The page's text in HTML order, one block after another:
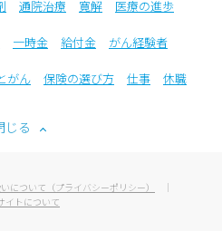
通院治療 寛解 医療の進歩
一時金 給付金 がん経験者
がん 保険の選び方 仕事 休職
じる
について（プライバシーポリシー）
イトについて